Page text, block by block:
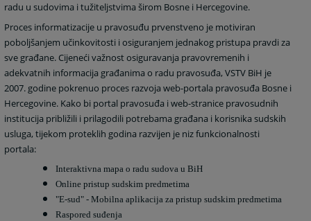
radu u sudovima i tužiteljstvima širom Bosne i Hercegovine.
Proces informatizacije u pravosuđu prvenstveno je motiviran
poboljšanjem učinkovitosti i osiguranjem jednakog pristupa pravdi za
sve građane. Cijeneći važnost osiguravanja pravovremenih i
adekvatnih informacija građanima o radu pravosuđa, VSTV BiH je
2007. godine pokrenuo proces razvoja web-portala pravosuđa Bosne i
Hercegovine. Kako bi portal pravosuđa i web-stranice pravosudnih
institucija približili i prilagodili potrebama građana i korisnika sudskih
usluga, tijekom proteklih godina razvijen je niz funkcionalnosti
portala:
Interaktivna mapa o radu sudova u BiH
Online pristup sudskim predmetima
"E-sud" - Mobilna aplikacija za pristup sudskim predmetima
Raspored suđenja